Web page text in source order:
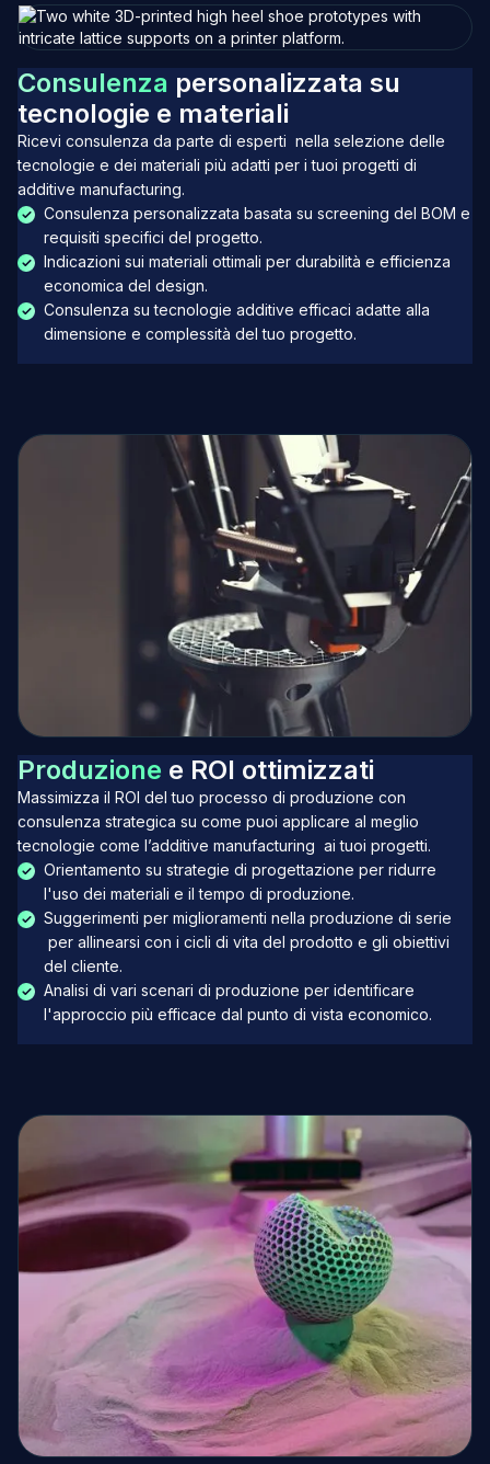
Consulenza personalizzata su
tecnologie e materiali
Ricevi consulenza da parte di esperti nella selezione delle
tecnologie e dei materiali più adatti per i tuoi progetti di
additive manufacturing.
Consulenza personalizzata basata su screening del BOM e
requisiti specifici del progetto.
Indicazioni sui materiali ottimali per durabilità e efficienza
economica del design.
Consulenza su tecnologie additive efficaci adatte alla
dimensione e complessità del tuo progetto.
Produzione e ROI ottimizzati
Massimizza il ROI del tuo processo di produzione con
consulenza strategica su come puoi applicare al meglio
tecnologie come l’additive manufacturing ai tuoi progetti.
Orientamento su strategie di progettazione per ridurre
l'uso dei materiali e il tempo di produzione.
Suggerimenti per miglioramenti nella produzione di serie
per allinearsi con i cicli di vita del prodotto e gli obiettivi
del cliente.
Analisi di vari scenari di produzione per identificare
l'approccio più efficace dal punto di vista economico.